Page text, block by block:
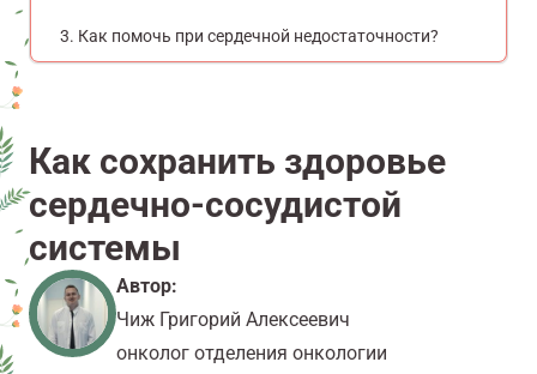
Как помочь при сердечной недостаточности?
Как сохранить здоровье
сердечно-сосудистой
системы
Автор:
Чиж Григорий Алексеевич
онколог отделения онкологии